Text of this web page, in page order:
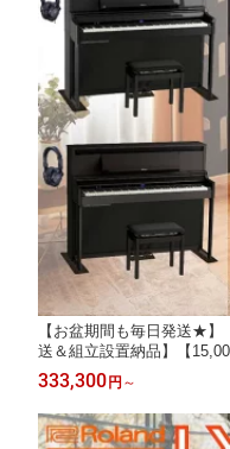
【お盆期間も毎日発送★
送＆組立設置納品】【
ト有】Roland ローランド
X6 LX706後継【単品】【
333,300 円 ～